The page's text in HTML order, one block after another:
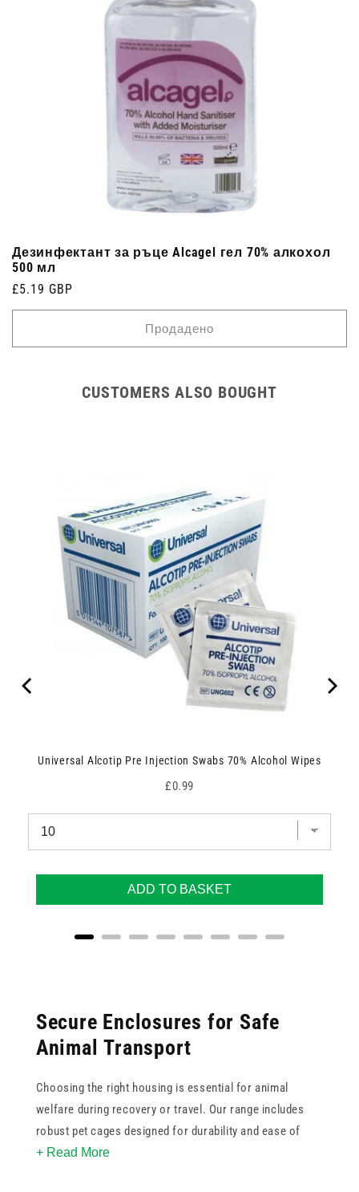
Дезинфектант за ръце Alcagel гел 70% алкохол
500 мл
Редовна
цена
£5.19 GBP
Продадено
CUSTOMERS ALSO BOUGHT
Universal Alcotip Pre Injection Swabs 70% Alcohol Wipes
Price
£0.99
ADD TO BASKET
Secure Enclosures for Safe
Animal Transport
Choosing the right housing is essential for animal
welfare during recovery or travel. Our range includes
robust pet cages designed for durability and ease of
cleaning, ensuring a hygienic environment for various
+ Read More